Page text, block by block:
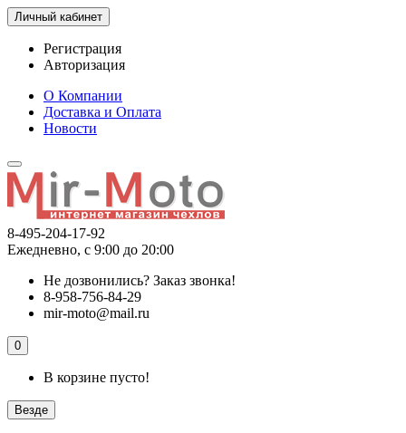
Личный кабинет
Регистрация
Авторизация
О Компании
Доставка и Оплата
Новости
8-495-204-17-92
Ежедневно, с 9:00 до 20:00
Не дозвонились? Заказ звонка!
8-958-756-84-29
mir-moto@mail.ru
0
В корзине пусто!
Везде